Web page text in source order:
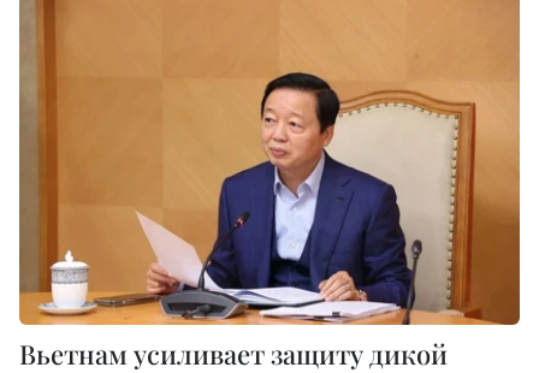
Вьетнам усиливает защиту дикой